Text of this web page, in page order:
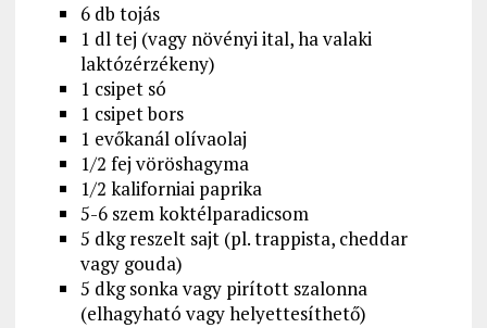
6 db tojás
1 dl tej (vagy növényi ital, ha valaki
laktózérzékeny)
1 csipet só
1 csipet bors
1 evőkanál olívaolaj
1/2 fej vöröshagyma
1/2 kaliforniai paprika
5-6 szem koktélparadicsom
5 dkg reszelt sajt (pl. trappista, cheddar
vagy gouda)
5 dkg sonka vagy pirított szalonna
(elhagyható vagy helyettesíthető)